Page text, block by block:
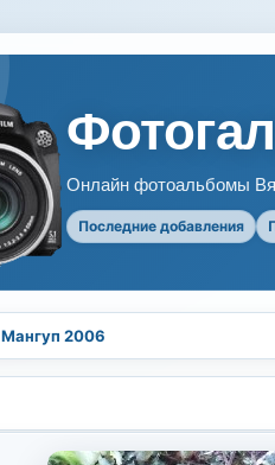
Онлайн фотоальбомы
Последние добавления
Мангуп 2006